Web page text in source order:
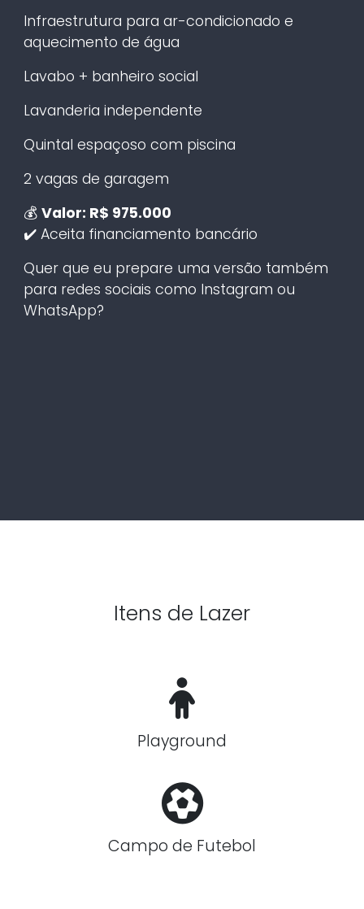
Infraestrutura para ar-condicionado e
aquecimento de água
Lavabo + banheiro social
Lavanderia independente
Quintal espaçoso com piscina
2 vagas de garagem
💰 Valor: R$ 975.000
✔️ Aceita financiamento bancário
Quer que eu prepare uma versão também
para redes sociais como Instagram ou
WhatsApp?
Itens de Lazer
Playground
Campo de Futebol